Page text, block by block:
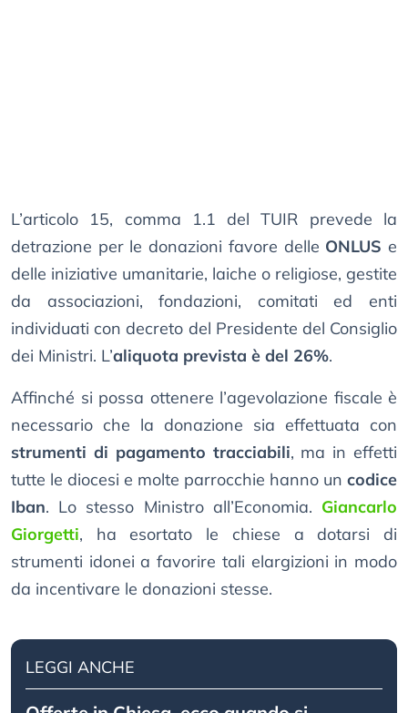
L’articolo 15, comma 1.1 del TUIR prevede la
detrazione per le donazioni favore delle ONLUS e
delle iniziative umanitarie, laiche o religiose, gestite
da associazioni, fondazioni, comitati ed enti
individuati con decreto del Presidente del Consiglio
dei Ministri. L’aliquota prevista è del 26%.
Affinché si possa ottenere l’agevolazione fiscale è
necessario che la donazione sia effettuata con
strumenti di pagamento tracciabili, ma in effetti
tutte le diocesi e molte parrocchie hanno un codice
Iban. Lo stesso Ministro all’Economia. Giancarlo
Giorgetti, ha esortato le chiese a dotarsi di
strumenti idonei a favorire tali elargizioni in modo
da incentivare le donazioni stesse.
LEGGI ANCHE